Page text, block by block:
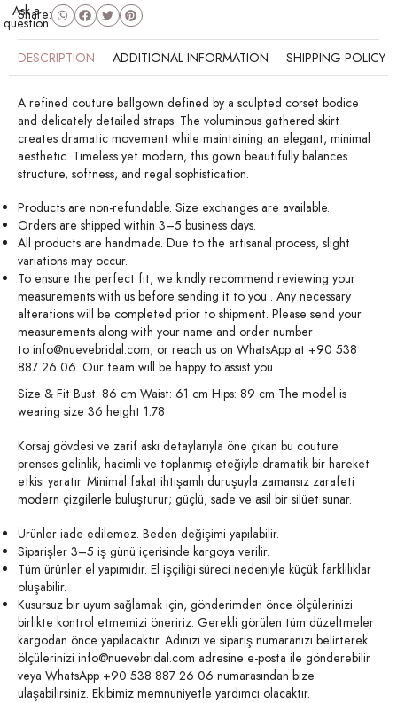
Ask a
question
Share:
DESCRIPTION ADDITIONAL INFORMATION SHIPPING POLICY
A refined couture ballgown defined by a sculpted corset bodice
and delicately detailed straps. The voluminous gathered skirt
creates dramatic movement while maintaining an elegant, minimal
aesthetic. Timeless yet modern, this gown beautifully balances
structure, softness, and regal sophistication.
Products are non-refundable. Size exchanges are available.
Orders are shipped within 3–5 business days.
All products are handmade. Due to the artisanal process, slight
variations may occur.
To ensure the perfect fit, we kindly recommend reviewing your
measurements with us before sending it to you . Any necessary
alterations will be completed prior to shipment. Please send your
measurements along with your name and order number
to info@nuevebridal.com, or reach us on WhatsApp at +90 538
887 26 06. Our team will be happy to assist you.
Size & Fit Bust: 86 cm Waist: 61 cm Hips: 89 cm The model is
wearing size 36 height 1.78
Korsaj gövdesi ve zarif askı detaylarıyla öne çıkan bu couture
prenses gelinlik, hacimli ve toplanmış eteğiyle dramatik bir hareket
etkisi yaratır. Minimal fakat ihtişamlı duruşuyla zamansız zarafeti
modern çizgilerle buluşturur; güçlü, sade ve asil bir silüet sunar.
Ürünler iade edilemez. Beden değişimi yapılabilir.
Siparişler 3–5 iş günü içerisinde kargoya verilir.
Tüm ürünler el yapımıdır. El işçiliği süreci nedeniyle küçük farklılıklar
oluşabilir.
Kusursuz bir uyum sağlamak için, gönderimden önce ölçülerinizi
birlikte kontrol etmemizi öneririz. Gerekli görülen tüm düzeltmeler
kargodan önce yapılacaktır. Adınızı ve sipariş numaranızı belirterek
ölçülerinizi info@nuevebridal.com adresine e-posta ile gönderebilir
veya WhatsApp +90 538 887 26 06 numarasından bize
ulaşabilirsiniz. Ekibimiz memnuniyetle yardımcı olacaktır.